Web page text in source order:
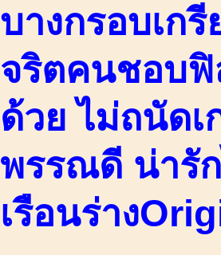
บางกรอบเก
จริตคนชอบฟิ
ด้วย ไม่ถนัด
พรรณดี น่ารั
เรือนร่าง